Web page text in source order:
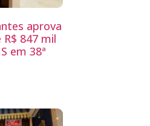
aprova
847 mil
em 38ª